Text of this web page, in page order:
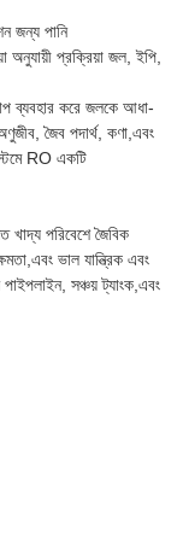
জন্য পানি
অনুযায়ী প্রক্রিয়া জল, ইপি,
ব্যবহার করে জলকে আধা-
জৈব পদার্থ, কণা,এবং
RO একটি
খাদ্য পরিবেশে জৈবিক
ভাল যান্ত্রিক এবং
পাইপলাইন, সঞ্চয় ট্যাংক,এবং